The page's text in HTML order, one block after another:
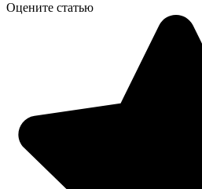
Оцените статью